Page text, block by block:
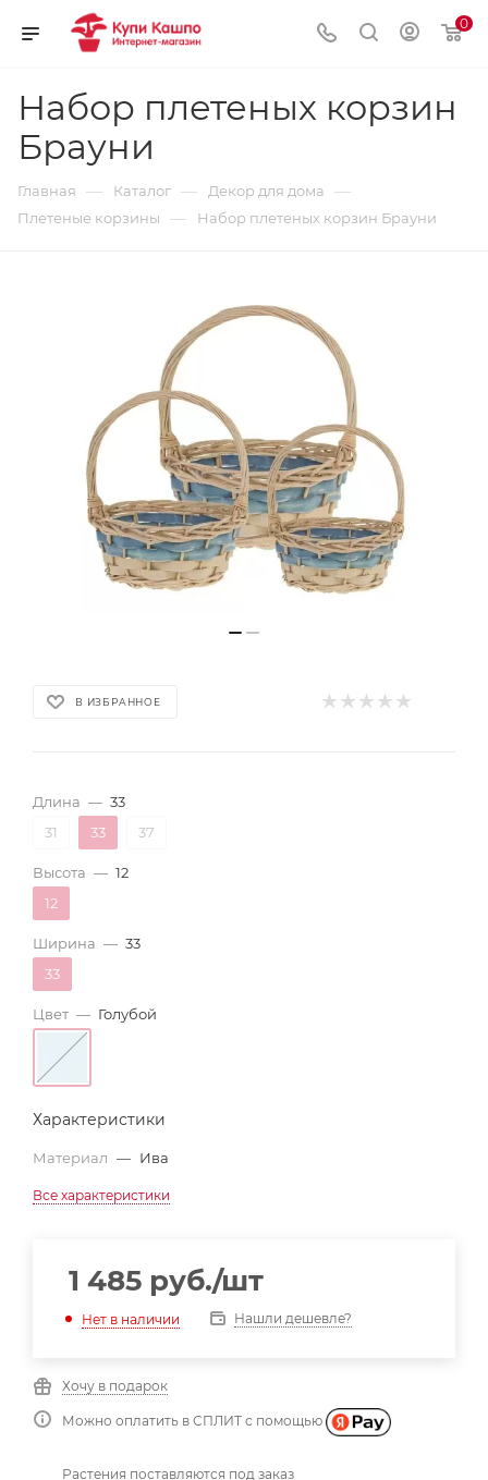
0
Набор плетеных корзин
Брауни
Главная — Каталог — Декор для дома —
Плетеные корзины — Набор плетеных корзин Брауни
В ИЗБРАННОЕ
Длина — 33
31
33 37
Высота — 12
12
Ширина — 33
33
Цвет — Голубой
Характеристики
Материал — Ива
Все характеристики
1 485 руб./шт
Нет в наличии Нашли дешевле?
Хочу в подарок
Можно оплатить в СПЛИТ с помощью
Растения поставляются под заказ